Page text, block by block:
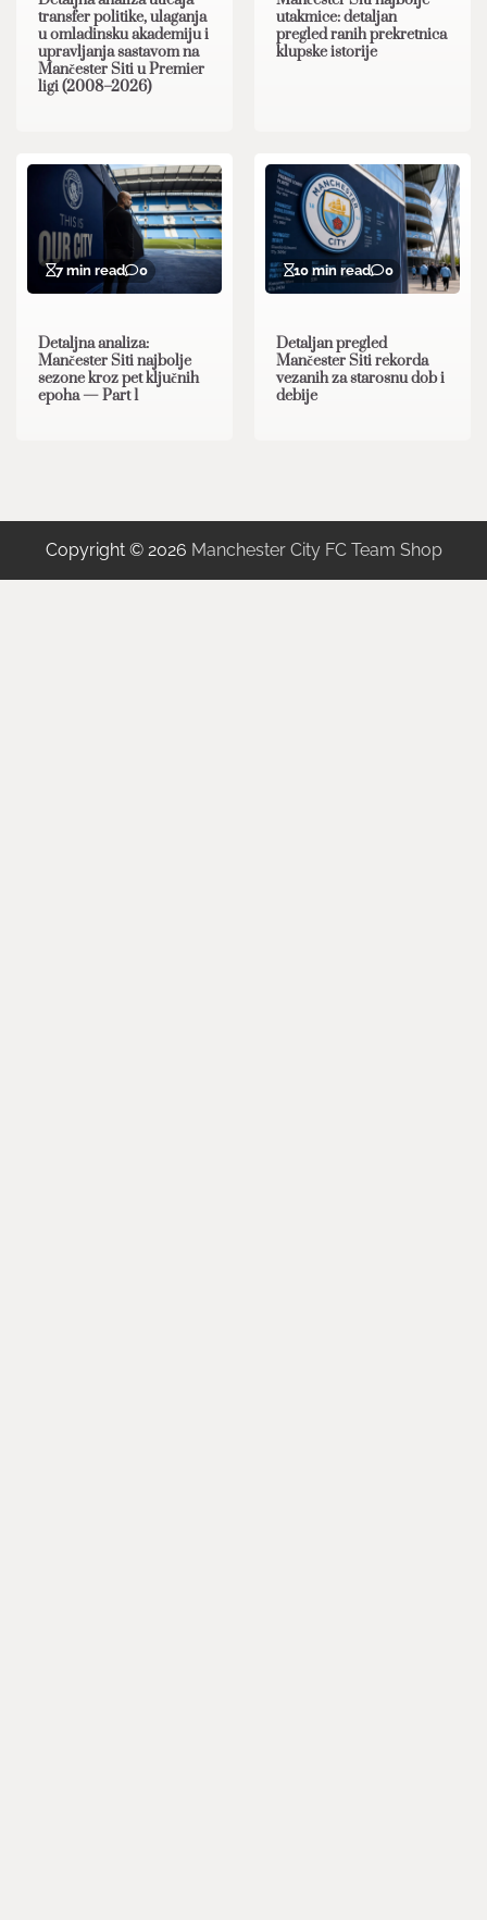
transfer politike, ulaganja
u omladinsku akademiju i
upravljanja sastavom na
Mančester Siti u Premier
ligi (2008–2026)
utakmice: detaljan
pregled ranih prekretnica
klupske istorije
7 min read 0
Detaljna analiza:
Mančester Siti najbolje
sezone kroz pet ključnih
epoha — Part 1
10 min read 0
Detaljan pregled
Mančester Siti rekorda
vezanih za starosnu dob i
debije
Copyright © 2026 Manchester City FC Team Shop